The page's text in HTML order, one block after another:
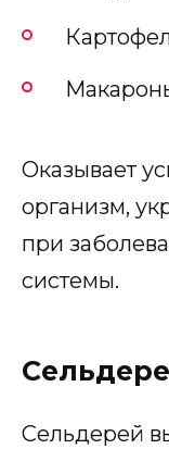
Оказывает
организм,
при
системы.
Сельдерей